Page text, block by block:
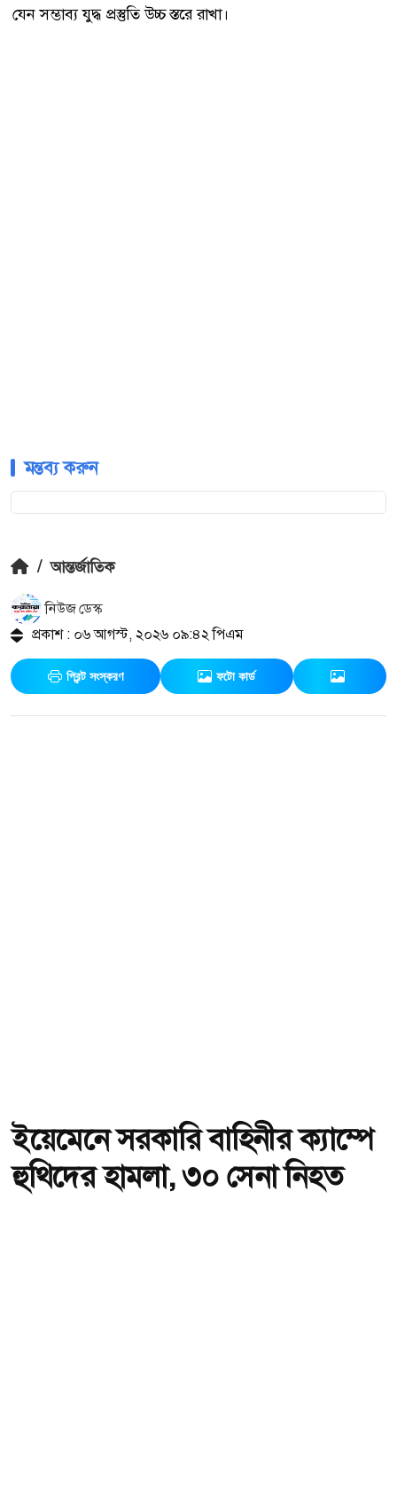
যেন সম্ভাব্য যুদ্ধ প্রস্তুতি উচ্চ স্তরে রাখা।
মন্তব্য করুন
/ আন্তর্জাতিক
নিউজ ডেস্ক
প্রকাশ : ০৬ আগস্ট, ২০২৬ ০৯:৪২ পিএম
প্রিন্ট সংস্করণ ফটো কার্ড
ইয়েমেনে সরকারি বাহিনীর ক্যাম্পে
হুথিদের হামলা, ৩০ সেনা নিহত